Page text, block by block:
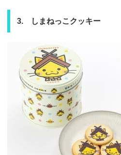
3. しまねっこクッキー